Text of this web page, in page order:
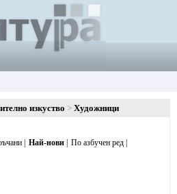
изкуство Художници
Най-нови
По азбучен ред